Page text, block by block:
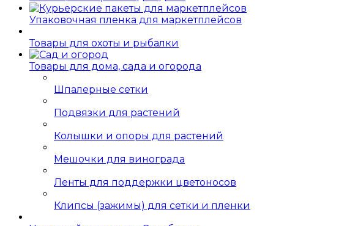
Упаковочная пленка для маркетплейсов
Товары для охоты и рыбалки
Товары для дома, сада и огорода
Шпалерные сетки
Подвязки для растений
Колышки и опоры для растений
Мешочки для винограда
Ленты для поддержки цветоносов
Клипсы (зажимы) для сетки и пленки